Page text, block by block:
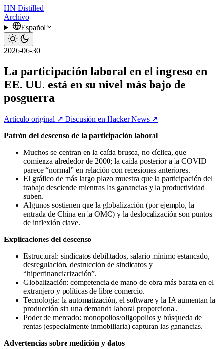
HN Distilled
Archivo
Español
2026-06-30
La participación laboral en el ingreso en
EE. UU. está en su nivel más bajo de
posguerra
Artículo original ↗ Discusión en Hacker News ↗
Patrón del descenso de la participación laboral
Muchos se centran en la caída brusca, no cíclica, que
comienza alrededor de 2000; la caída posterior a la COVID
parece “normal” en relación con recesiones anteriores.
El gráfico de más largo plazo muestra que la participación del
trabajo desciende mientras las ganancias y la productividad
suben.
Algunos sostienen que la globalización (por ejemplo, la
entrada de China en la OMC) y la deslocalización son puntos
de inflexión clave.
Explicaciones del descenso
Estructural: sindicatos debilitados, salario mínimo estancado,
desregulación, destrucción de sindicatos y
“hiperfinanciarización”.
Globalización: competencia de mano de obra más barata en el
extranjero y políticas de libre comercio.
Tecnología: la automatización, el software y la IA aumentan la
producción sin una demanda laboral proporcional.
Poder de mercado: monopolios/oligopolios y búsqueda de
rentas (especialmente inmobiliaria) capturan las ganancias.
Advertencias sobre medición y datos